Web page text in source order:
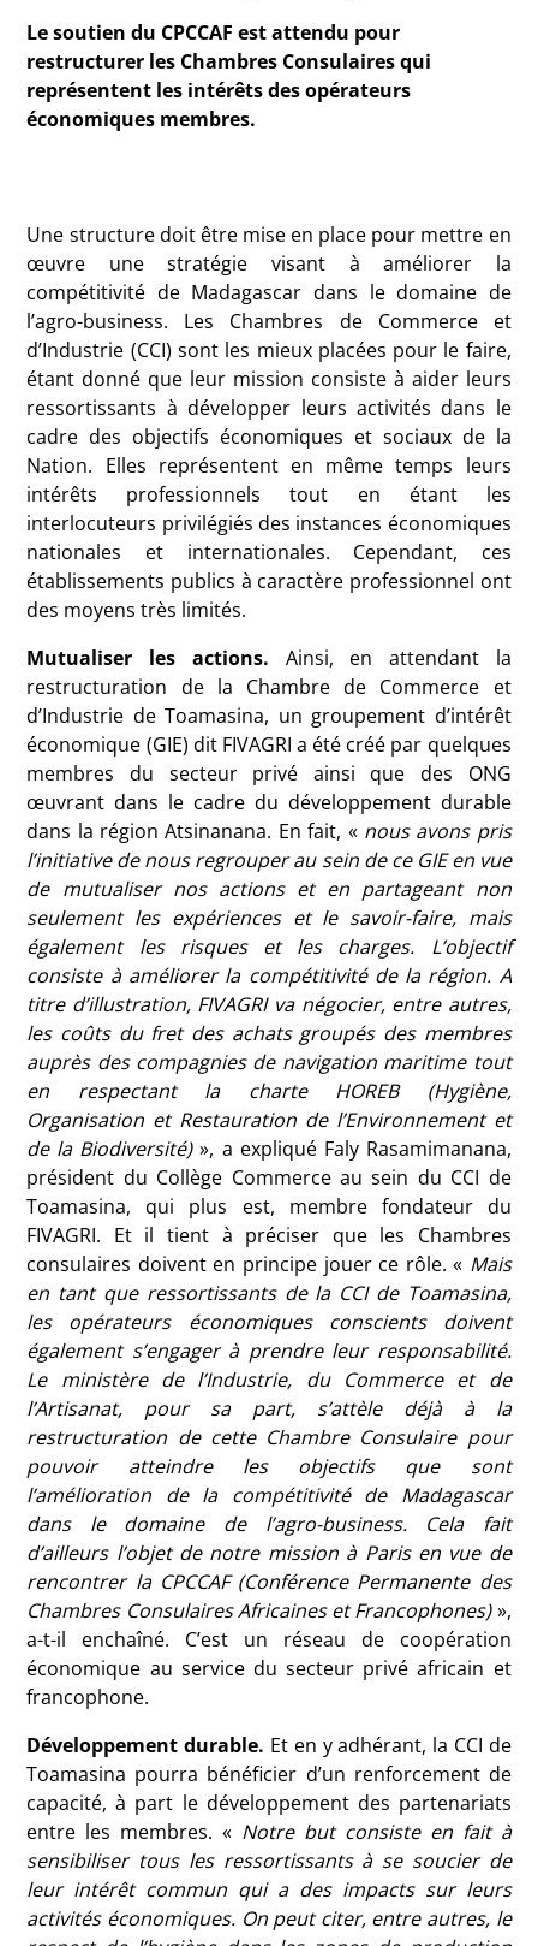
Le soutien du CPCCAF est attendu pour
restructurer les Chambres Consulaires qui
représentent les intérêts des opérateurs
économiques membres.
Une structure doit être mise en place pour mettre en
œuvre une stratégie visant à améliorer la
compétitivité de Madagascar dans le domaine de
l’agro-business. Les Chambres de Commerce et
d’Industrie (CCI) sont les mieux placées pour le faire,
étant donné que leur mission consiste à aider leurs
ressortissants à développer leurs activités dans le
cadre des objectifs économiques et sociaux de la
Nation. Elles représentent en même temps leurs
intérêts professionnels tout en étant les
interlocuteurs privilégiés des instances économiques
nationales et internationales. Cependant, ces
établissements publics à caractère professionnel ont
des moyens très limités.
Mutualiser les actions.
Ainsi, en attendant la
restructuration de la Chambre de Commerce et
d’Industrie de Toamasina, un groupement d’intérêt
économique (GIE) dit FIVAGRI a été créé par quelques
membres du secteur privé ainsi que des ONG
œuvrant dans le cadre du développement durable
dans la région Atsinanana. En fait, « nous avons pris
l’initiative de nous regrouper au sein de ce GIE en vue
de mutualiser nos actions et en partageant non
seulement les expériences et le savoir-faire, mais
également les risques et les charges. L’objectif
consiste à améliorer la compétitivité de la région. A
titre d’illustration, FIVAGRI va négocier, entre autres,
les coûts du fret des achats groupés des membres
auprès des compagnies de navigation maritime tout
en respectant la charte HOREB (Hygiène,
Organisation et Restauration de l’Environnement et
de la Biodiversité)», a expliqué Faly Rasamimanana,
président du Collège Commerce au sein du CCI de
Toamasina, qui plus est, membre fondateur du
FIVAGRI. Et il tient à préciser que les Chambres
consulaires doivent en principe jouer ce rôle. « Mais
en tant que ressortissants de la CCI de Toamasina,
les opérateurs économiques conscients doivent
également s’engager à prendre leur responsabilité.
Le ministère de l’Industrie, du Commerce et de
l’Artisanat, pour sa part, s’attèle déjà à la
restructuration de cette Chambre Consulaire pour
pouvoir atteindre les objectifs que sont
l’amélioration de la compétitivité de Madagascar
dans le domaine de l’agro-business. Cela fait
d’ailleurs l’objet de notre mission à Paris en vue de
rencontrer la CPCCAF (Conférence Permanente des
Chambres Consulaires Africaines et Francophones)»,
a-t-il enchaîné. C’est un réseau de coopération
économique au service du secteur privé africain et
francophone.
Développement durable. Et en y adhérant, la CCI de
Toamasina pourra bénéficier d’un renforcement de
capacité, à part le développement des partenariats
entre les membres. « Notre but consiste en fait à
sensibiliser tous les ressortissants à se soucier de
leur intérêt commun qui a des impacts sur leurs
activités économiques. On peut citer, entre autres, le